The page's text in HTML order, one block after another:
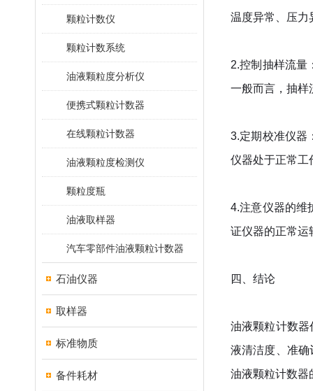
颗粒计数仪
颗粒计数系统
油液颗粒度分析仪
便携式颗粒计数器
在线颗粒计数器
油液颗粒度检测仪
颗粒度瓶
油液取样器
汽车零部件油液颗粒计数器
石油仪器
取样器
标准物质
备件耗材
温度异常、压力
2.控制抽样流量
一般而言，抽样
3.定期校准仪器
仪器处于正常工
4.注意仪器的维
证仪器的正常运
四、结论
油液颗粒计数
液清洁度、准
油液颗粒计数器